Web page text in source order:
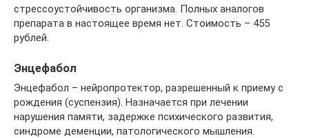
стрессоустойчивость организма. Полных аналогов
препарата в настоящее время нет. Стоимость – 455
рублей.
Энцефабол
Энцефабол – нейропротектор, разрешенный к приему с
рождения (суспензия). Назначается при лечении
нарушения памяти, задержке психического развития,
синдроме деменции, патологического мышления.